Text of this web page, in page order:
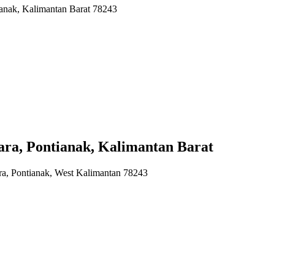
Kalimantan Barat 78243
Pontianak, Kalimantan Barat
Pontianak, West Kalimantan 78243